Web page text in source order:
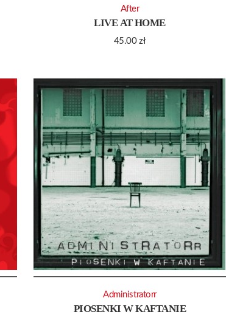
LIVE AT HOME
45.00zł
After
PIOSENKI W KAFTANIE
Administratorr